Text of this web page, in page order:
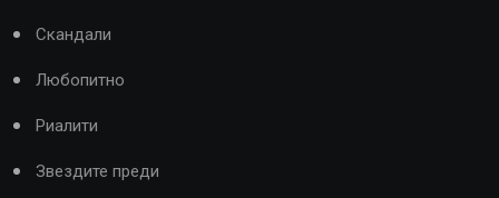
Скандали
Любопитно
Риалити
Звездите преди